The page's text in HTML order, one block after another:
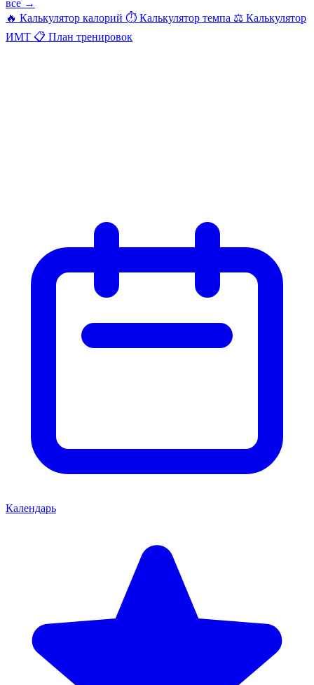
все →
🔥 Калькулятор калорий ⏱️ Калькулятор темпа ⚖️ Калькулятор
ИМТ 📋 План тренировок
Календарь